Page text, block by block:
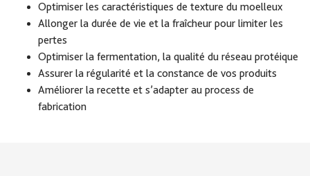
Optimiser les caractéristiques de texture du moelleux
Allonger la durée de vie et la fraîcheur pour limiter les
pertes
Optimiser la fermentation, la qualité du réseau protéique
Assurer la régularité et la constance de vos produits
Améliorer la recette et s’adapter au process de
fabrication